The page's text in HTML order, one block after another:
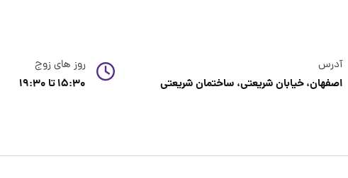
آدرس
اصفهان، خیابان شریعتی، ساختمان شریعتی
روز های زوج
15:30 تا 19:30